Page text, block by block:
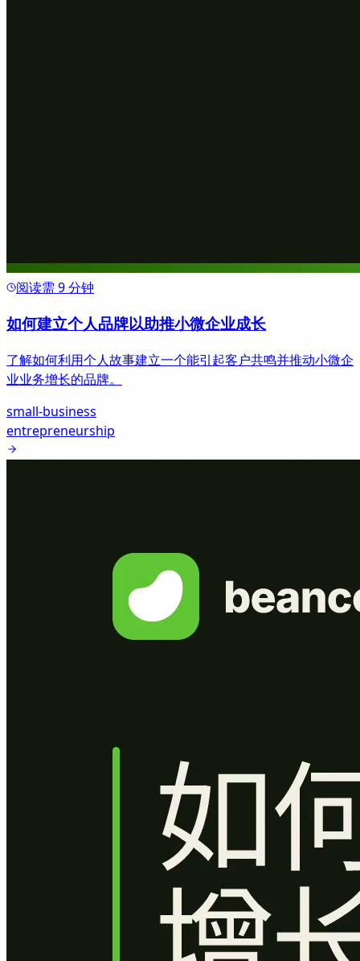
阅读需 9 分钟
如何建立个人品牌以助推小微企业成长
了解如何利用个人故事建立一个能引起客户共鸣并推动小微企
业业务增长的品牌。
small-business
entrepreneurship